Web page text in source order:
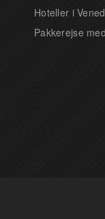
Hoteller i
Pakkerejse